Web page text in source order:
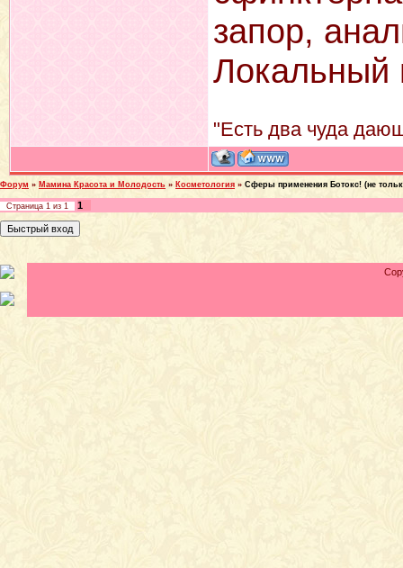
запор,
Локальный
"Есть два чуда
Форум » Мамина Красота и Молодость » Косметология » Сферы применения Ботокс! (не
Страница 1 из 1 1